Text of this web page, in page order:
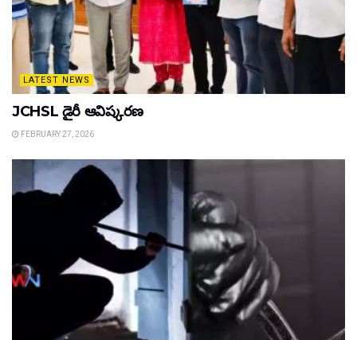
LATEST NEWS
JCHSL డైరీ ఆవిష్కరణ
FEBRUARY 27, 2026